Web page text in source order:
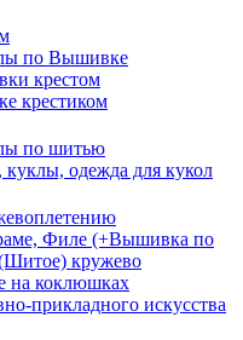
по Вышивке
крестом
крестиком
по шитью
одежда для кукол
Филе (+Вышивка по
кружево
на коклюшках
прикладного искусства